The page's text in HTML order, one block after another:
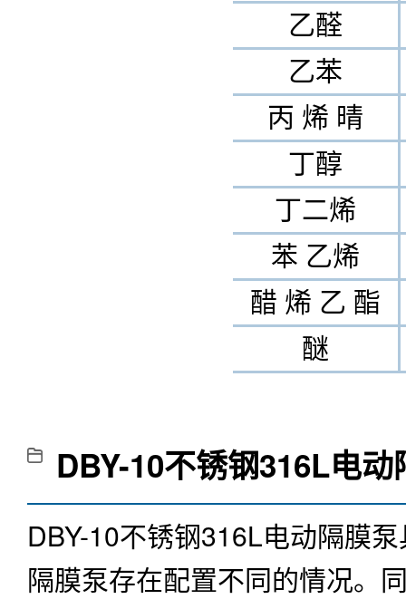
乙醛
乙苯
丙 烯 晴
丁醇
丁二烯
苯 乙烯
醋 烯 乙 酯
醚
DBY-10不锈钢316L电
DBY-10不锈钢316L电动隔膜
隔膜泵存在配置不同的情况。